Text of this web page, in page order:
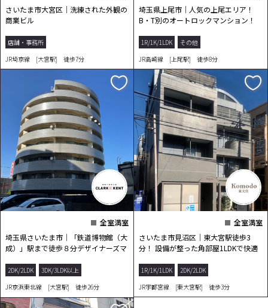
さいたま市大宮区｜洗練された外観の
商業ビル
店舗・事務所
JR埼京線 [大宮駅] 徒歩7分
埼玉県上尾市｜人気の上尾エリア！
B・T別のオートロックマンション！
1R/1K/1LDK
その他
JR高崎線 [上尾駅] 徒歩8分
全室満室
埼玉県さいたま市｜「鉄道博物館（大
成）」駅まで徒歩８分デザイナーズマ
2DK/2LDK
3DK/3LDK以上
JR京浜東北線 [大宮駅] 徒歩26分
全室満室
さいたま市見沼区｜東大宮駅徒歩3
分！ 設備が整った角部屋1LDKで快適
1R/1K/1LDK
2DK/2LDK
JR宇都宮線 [東大宮駅] 徒歩3分